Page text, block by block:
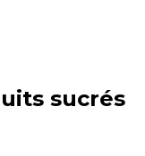
sucrés